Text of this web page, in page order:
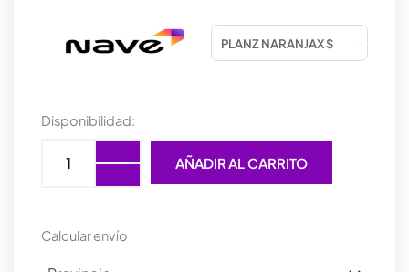
Disponibilidad:
MOUSE
GENIUS
IRON
GRAY
AÑADIR AL CARRITO
Calcular envío